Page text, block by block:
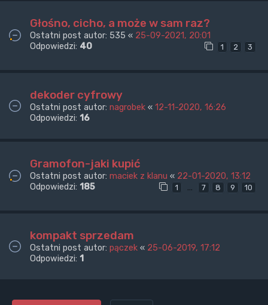
Głośno, cicho, a może w sam raz?
Ostatni post autor: 535 « 25-09-2021, 20:01
Odpowiedzi: 40 1 2 3
dekoder cyfrowy
Ostatni post autor: nagrobek « 12-11-2020, 16:26
Odpowiedzi: 16
Gramofon-jaki kupić
Ostatni post autor: maciek z klanu « 22-01-2020, 13:12
Odpowiedzi: 185 1 … 7 8 9 10
kompakt sprzedam
Ostatni post autor: pączek « 25-06-2019, 17:12
Odpowiedzi: 1